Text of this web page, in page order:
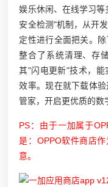
娱乐休闲、在线学习
安全检测"机制，从开
定性进行全面把关。
整合了系统清理、存
其"闪电更新"技术，能
效率。现在就下载体
管家，开启更优质的数
PS：由于一加属于
是：OPPO软件商店
意。